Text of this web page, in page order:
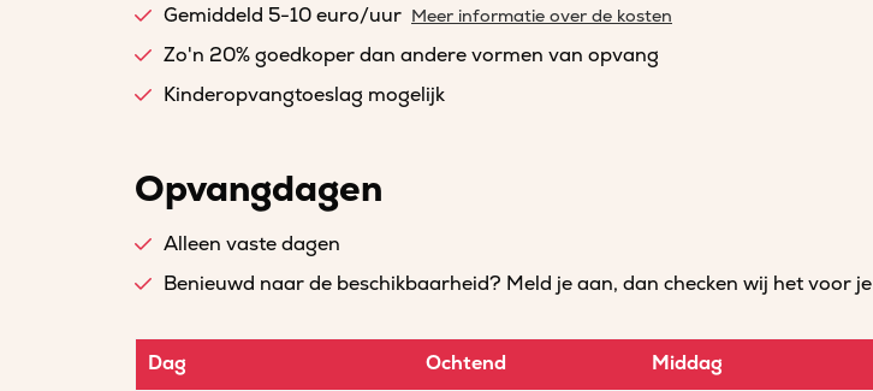
Gemiddeld 5-10 euro/uur Meer informatie over de kosten
Zo'n 20% goedkoper dan andere vormen van opvang
Kinderopvangtoeslag mogelijk
Opvangdagen
Alleen vaste dagen
Benieuwd naar de beschikbaarheid? Meld je aan, dan checken wij het voor je
Dag Ochtend Middag